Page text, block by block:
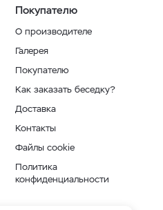
Покупателю
О производителе
Галерея
Покупателю
Как заказать беседку?
Доставка
Контакты
Файлы cookie
Политика
конфиденциальности